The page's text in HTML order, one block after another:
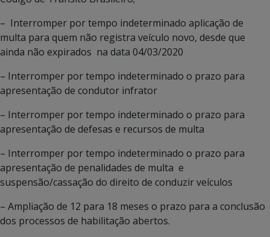
– Interromper por tempo indeterminado aplicação de
multa para quem não registra veículo novo, desde que
ainda não expirados na data 04/03/2020
– Interromper por tempo indeterminado o prazo para
apresentação de condutor infrator
– Interromper por tempo indeterminado o prazo para
apresentação de defesas e recursos de multa
– Interromper por tempo indeterminado o prazo para
apresentação de penalidades de multa e
suspensão/cassação do direito de conduzir veículos
– Ampliação de 12 para 18 meses o prazo para a conclusão
dos processos de habilitação abertos.